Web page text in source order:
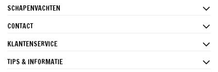
SCHAPENVACHTEN
CONTACT
KLANTENSERVICE
TIPS & INFORMATIE